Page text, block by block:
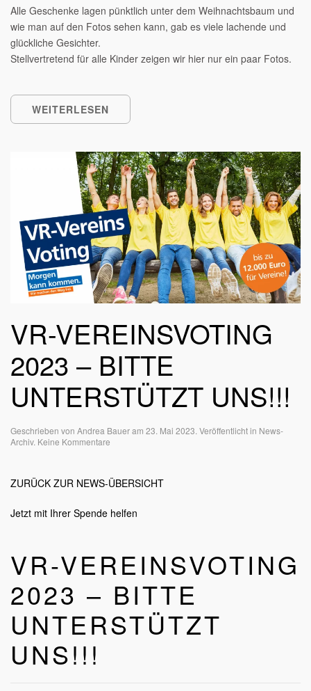
Alle Geschenke lagen pünktlich unter dem Weihnachtsbaum und
wie man auf den Fotos sehen kann, gab es viele lachende und
glückliche Gesichter.
Stellvertretend für alle Kinder zeigen wir hier nur ein paar Fotos.
WEITERLESEN
VR-VEREINSVOTING
2023 – BITTE
UNTERSTÜTZT UNS!!!
Geschrieben von Andrea Baueram 23. Mai 2023. Veröffentlicht in News-
Archiv. Keine Kommentare
2023
–
unterstützt
uns!!!
ZURÜCK ZUR NEWS-ÜBERSICHT
Jetzt mit Ihrer Spende helfen
VR-VEREINSVOTING
2023 – BITTE
UNTERSTÜTZT
UNS!!!